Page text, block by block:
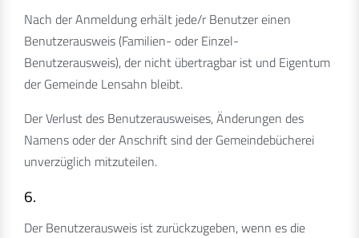
Nach der Anmeldung erhält jede/r Benutzer einen
Benutzerausweis (Familien- oder Einzel-
Benutzerausweis), der nicht übertragbar ist und Eigentum
der Gemeinde Lensahn bleibt.
Der Verlust des Benutzerausweises, Änderungen des
Namens oder der Anschrift sind der Gemeindebücherei
unverzüglich mitzuteilen.
6.
Der Benutzerausweis ist zurückzugeben, wenn es die